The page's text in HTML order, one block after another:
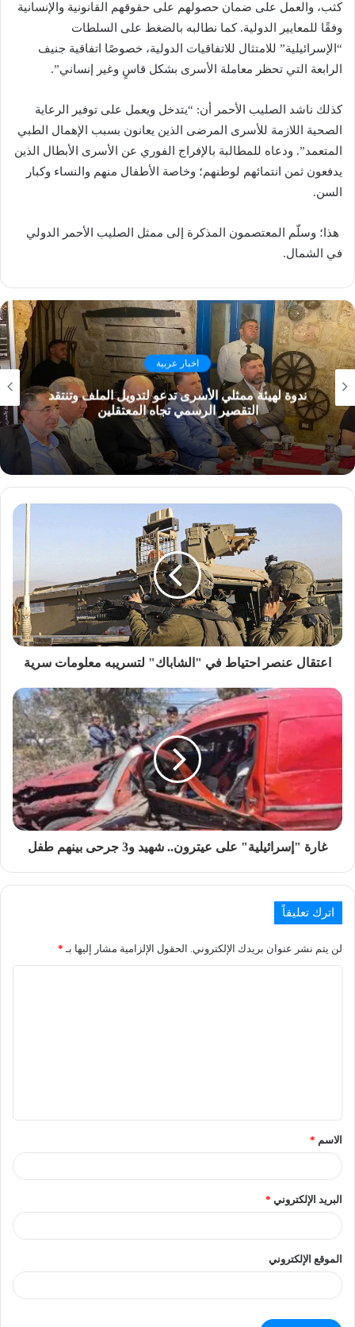
كثب، والعمل على ضمان حصولهم على حقوقهم القانونية والإنسانية
وفقًا للمعايير الدولية. كما نطالبه بالضغط على السلطات
“الإسرائيلية” للامتثال للاتفاقيات الدولية، خصوصًا اتفاقية جنيف
الرابعة التي تحظر معاملة الأسرى بشكل قاسٍ وغير إنساني”.
كذلك ناشد الصليب الأحمر أن: “يتدخل ويعمل على توفير الرعاية
الصحية اللازمة للأسرى المرضى الذين يعانون بسبب الإهمال الطبي
المتعمد”. ودعاه للمطالبة بالإفراج الفوري عن الأسرى الأبطال الذين
يدفعون ثمن انتمائهم لوطنهم؛ وخاصة الأطفال منهم والنساء وكبار
السن.
‏‎ هذا؛ وسلّم المعتصمون المذكرة إلى ممثل الصليب الأحمر الدولي
في الشمال.
اخبار عربية
ندوة لهيئة ممثلي الأسرى تدعو لتدويل الملف وتنتقد
التقصير الرسمي تجاه المعتقلين
اعتقال عنصر احتياط في "الشاباك" لتسريبه معلومات سرية
غارة "إسرائيلية" على عيترون.. شهيد و3 جرحى بينهم طفل
اترك تعليقاً
لن يتم نشر عنوان بريدك الإلكتروني. الحقول الإلزامية مشار إليها بـ *
الاسم *
البريد الإلكتروني *
الموقع الإلكتروني